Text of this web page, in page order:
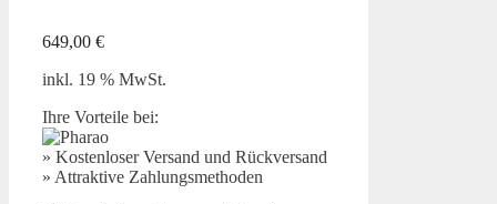
649,00 €
inkl. 19 % MwSt.
Ihre Vorteile bei:
» Kostenloser Versand und Rückversand
» Attraktive Zahlungsmethoden